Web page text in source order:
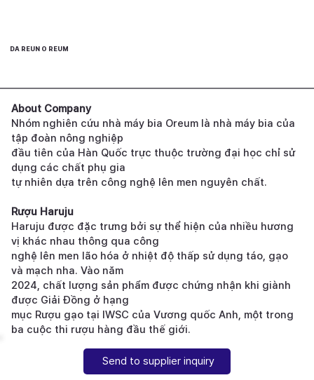
DA REUN O REUM
About Company
Nhóm nghiên cứu nhà máy bia Oreum là nhà máy bia của
tập đoàn nông nghiệp
đầu tiên của Hàn Quốc trực thuộc trường đại học chỉ sử
dụng các chất phụ gia
tự nhiên dựa trên công nghệ lên men nguyên chất.
Rượu Haruju
Haruju được đặc trưng bởi sự thể hiện của nhiều hương
vị khác nhau thông qua công
nghệ lên men lão hóa ở nhiệt độ thấp sử dụng táo, gạo
và mạch nha. Vào năm
2024, chất lượng sản phẩm được chứng nhận khi giành
được Giải Đồng ở hạng
mục Rượu gạo tại IWSC của Vương quốc Anh, một trong
ba cuộc thi rượu hàng đầu thế giới.
Send to supplier inquiry